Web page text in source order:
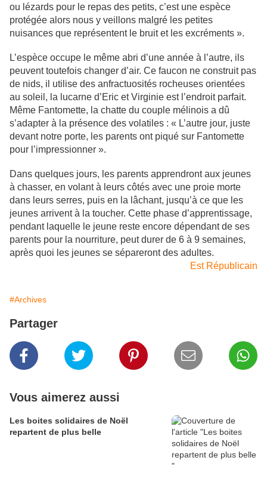
ou lézards pour le repas des petits, c’est une espèce
protégée alors nous y veillons malgré les petites
nuisances que représentent le bruit et les excréments ».
L’espèce occupe le même abri d’une année à l’autre, ils
peuvent toutefois changer d’air. Ce faucon ne construit pas
de nids, il utilise des anfractuosités rocheuses orientées
au soleil, la lucarne d’Eric et Virginie est l’endroit parfait.
Même Fantomette, la chatte du couple mélinois a dû
s’adapter à la présence des volatiles : « L’autre jour, juste
devant notre porte, les parents ont piqué sur Fantomette
pour l’impressionner ».
Dans quelques jours, les parents apprendront aux jeunes
à chasser, en volant à leurs côtés avec une proie morte
dans leurs serres, puis en la lâchant, jusqu’à ce que les
jeunes arrivent à la toucher. Cette phase d’apprentissage,
pendant laquelle le jeune reste encore dépendant de ses
parents pour la nourriture, peut durer de 6 à 9 semaines,
après quoi les jeunes se sépareront des adultes.
Est Républicain
#Archives
Partager
Vous aimerez aussi
Les boites solidaires de Noël
repartent de plus belle